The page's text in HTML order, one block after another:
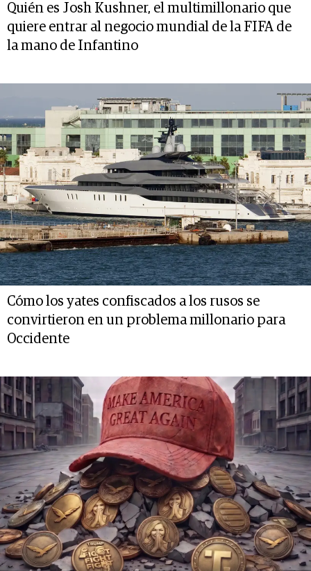
Quién es Josh Kushner, el multimillonario que
quiere entrar al negocio mundial de la FIFA de
la mano de Infantino
Cómo los yates confiscados a los rusos se
convirtieron en un problema millonario para
Occidente